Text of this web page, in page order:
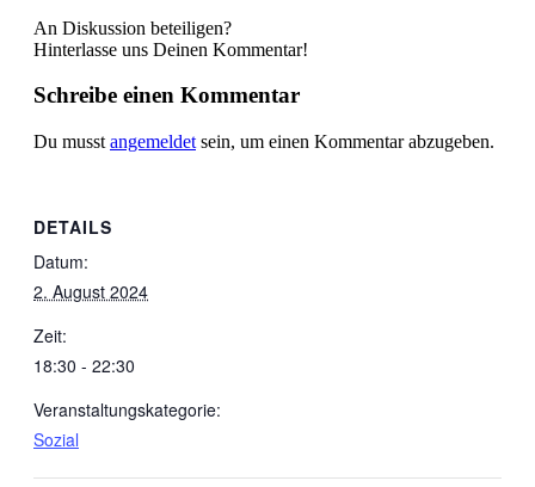
An Diskussion beteiligen?
Hinterlasse uns Deinen Kommentar!
Schreibe einen Kommentar
Du musst angemeldet sein, um einen Kommentar abzugeben.
DETAILS
Datum:
2. August 2024
Zeit:
18:30 - 22:30
Veranstaltungskategorie:
Sozial